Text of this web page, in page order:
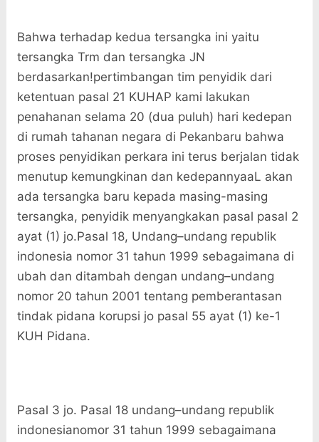
Bahwa terhadap kedua tersangka ini yaitu
tersangka Trm dan tersangka JN
berdasarkan!pertimbangan tim penyidik dari
ketentuan pasal 21 KUHAP kami lakukan
penahanan selama 20 (dua puluh) hari kedepan
di rumah tahanan negara di Pekanbaru bahwa
proses penyidikan perkara ini terus berjalan tidak
menutup kemungkinan dan kedepannyaaL akan
ada tersangka baru kepada masing-masing
tersangka, penyidik menyangkakan pasal pasal 2
ayat (1) jo.Pasal 18, Undang–undang republik
indonesia nomor 31 tahun 1999 sebagaimana di
ubah dan ditambah dengan undang–undang
nomor 20 tahun 2001 tentang pemberantasan
tindak pidana korupsi jo pasal 55 ayat (1) ke-1
KUH Pidana.
Pasal 3 jo. Pasal 18 undang–undang republik
indonesianomor 31 tahun 1999 sebagaimana